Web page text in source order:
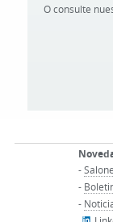
O consulte
-
-
-